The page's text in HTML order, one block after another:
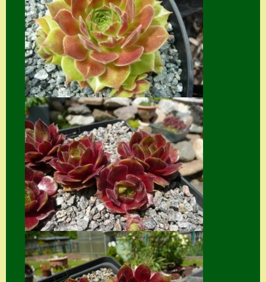
Versand
Versand von
Semps
Warenkorb
Warenkorb
Widerrufsbelehru
ng
Zahlung
Zahlungs- &
Versandinfos
Zubehör
Zubehör